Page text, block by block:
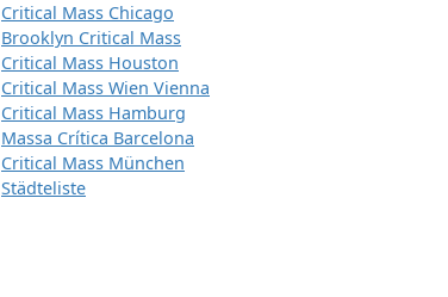
Critical Mass Chicago
Brooklyn Critical Mass
Critical Mass Houston
Critical Mass Wien Vienna
Critical Mass Hamburg
Massa Crítica Barcelona
Critical Mass München
Städteliste